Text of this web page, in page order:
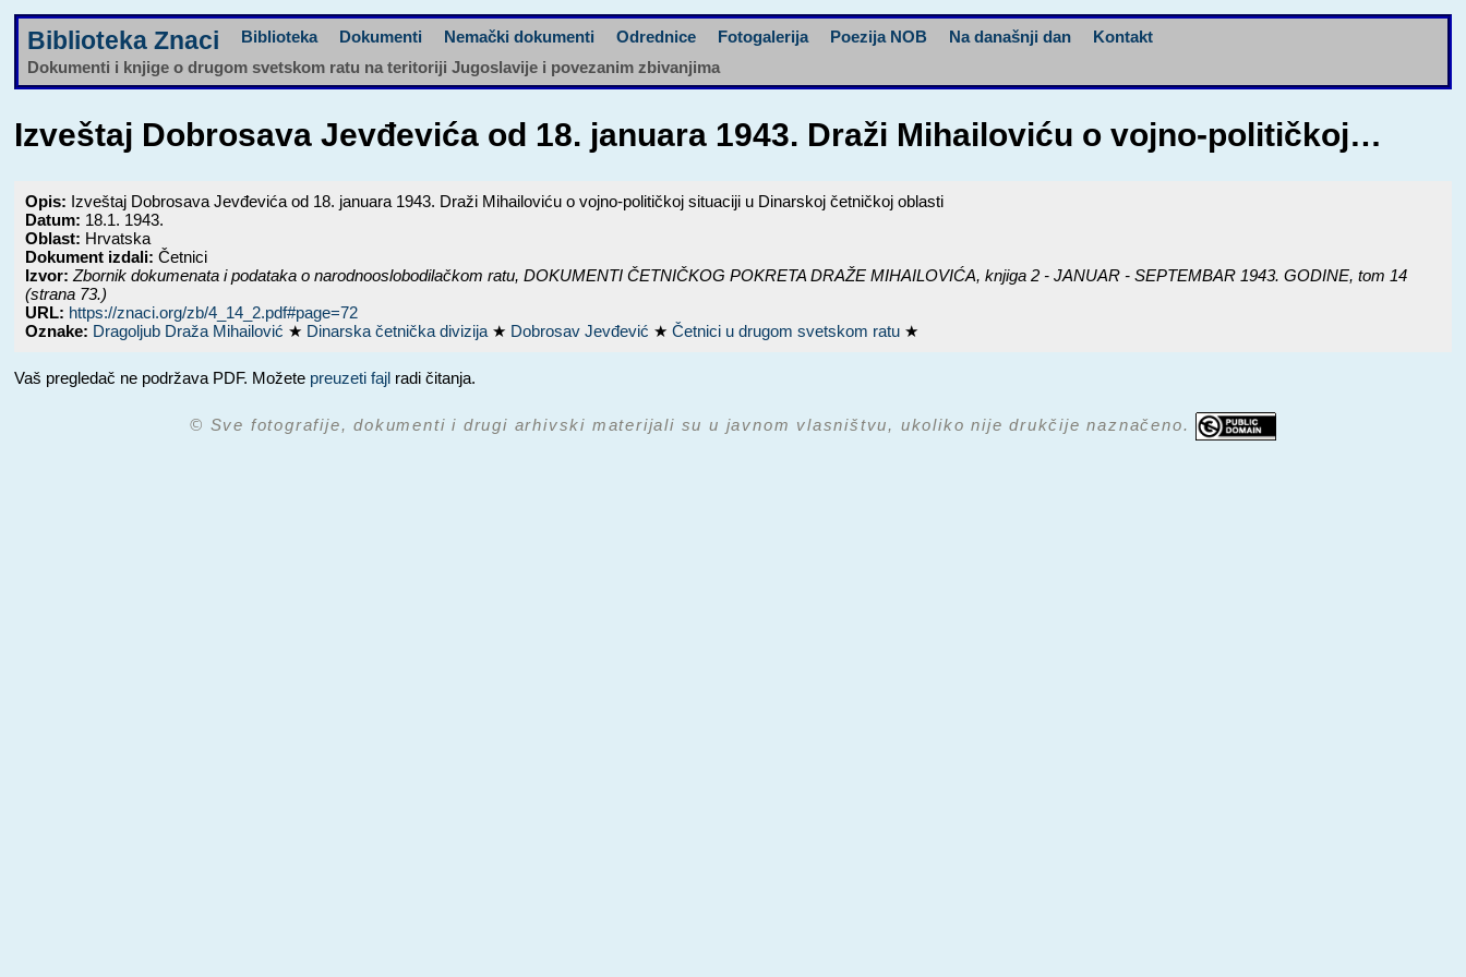
Biblioteka Znaci Biblioteka Dokumenti Nemački dokumenti Odrednice Fotogalerija Poezija NOB Na današnji dan
Kontakt
Dokumenti i knjige o drugom svetskom ratu na teritoriji Jugoslavije i povezanim zbivanjima
Izveštaj Dobrosava Jevđevića od 18. januara 1943. Draži Mihailoviću o vojno-političkoj…
Opis: Izveštaj Dobrosava Jevđevića od 18. januara 1943. Draži Mihailoviću o vojno-političkoj situaciji u Dinarskoj četničkoj oblasti
Datum: 18.1. 1943.
Oblast: Hrvatska
Dokument izdali: Četnici
Izvor: Zbornik dokumenata i podataka o narodnooslobodilačkom ratu,DOKUMENTI ČETNIČKOG POKRETA DRAŽE MIHAILOVIĆA, knjiga 2 - JANUAR - SEPTEMBAR 1943. GODINE, tom 14
(strana 73.)
URL: https://znaci.org/zb/4_14_2.pdf#page=72
Oznake: Dragoljub Draža Mihailović ★ Dinarska četnička divizija ★ Dobrosav Jevđević ★Četnici u drugom svetskom ratu ★
Vaš pregledač ne podržava PDF. Možete preuzeti fajl radi čitanja.
© Sve fotografije, dokumenti i drugi arhivski materijali su u javnom vlasništvu, ukoliko nije drukčije naznačeno.